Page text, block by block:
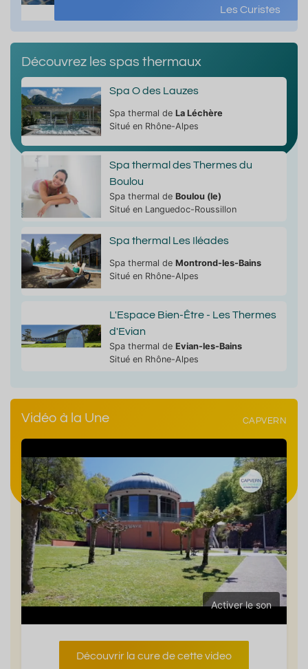
Les Curistes
Découvrez les spas thermaux
Spa O des Lauzes
Spa thermal de La Léchère
Situé en Rhône-Alpes
Spa thermal des Thermes du
Boulou
Spa thermal de Boulou (le)
Situé en Languedoc-Roussillon
Spa thermal Les Iléades
Spa thermal de Montrond-les-Bains
Situé en Rhône-Alpes
L'Espace Bien-Être - Les Thermes
d'Evian
Spa thermal de Evian-les-Bains
Situé en Rhône-Alpes
Vidéo à la Une CAPVERN
Activer le son
Découvrir la cure de cette video